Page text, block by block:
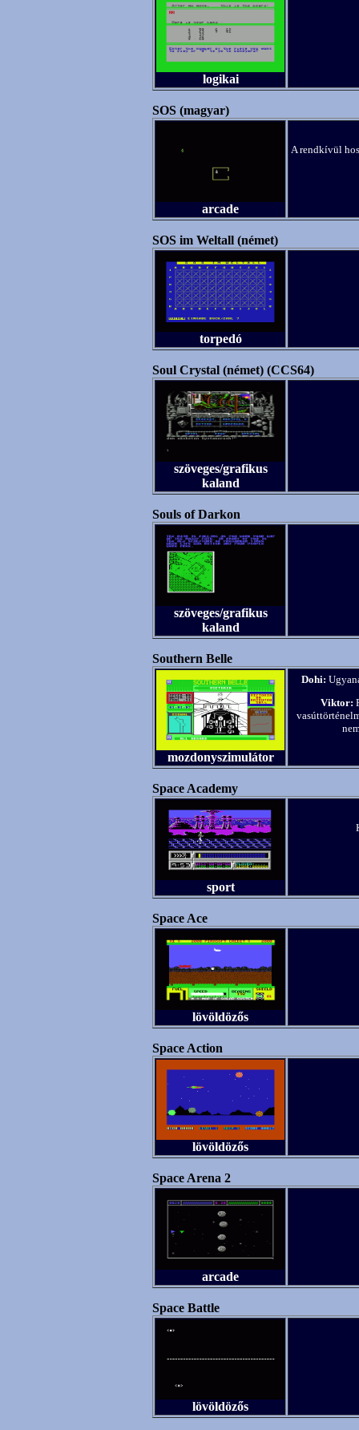
logikai
SOS (magyar)
arcade
A rendkívül
SOS im Weltall (német)
torpedó
Soul Crystal (német) (CCS64)
szöveges/grafikus
kaland
Souls of Darkon
szöveges/grafikus
kaland
Southern Belle
mozdonyszimulátor
Dohi:
Viktor:
Space Academy
sport
Space Ace
lövöldözős
Space Action
lövöldözős
Space Arena 2
arcade
Space Battle
lövöldözős